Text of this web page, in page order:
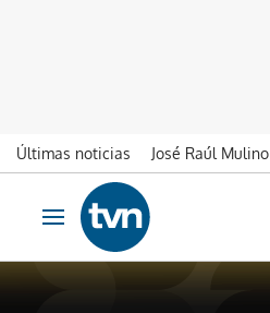
Últimas noticias José Raúl Mulino
Ir al contenido
Obrir navegació